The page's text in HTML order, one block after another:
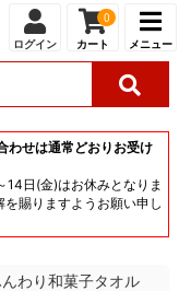
ログイン
0
カート メニュー
わせは通常どおりお受け
日(金)はお休みとなりま
賜りますようお願い申し
わり和菓子タオル